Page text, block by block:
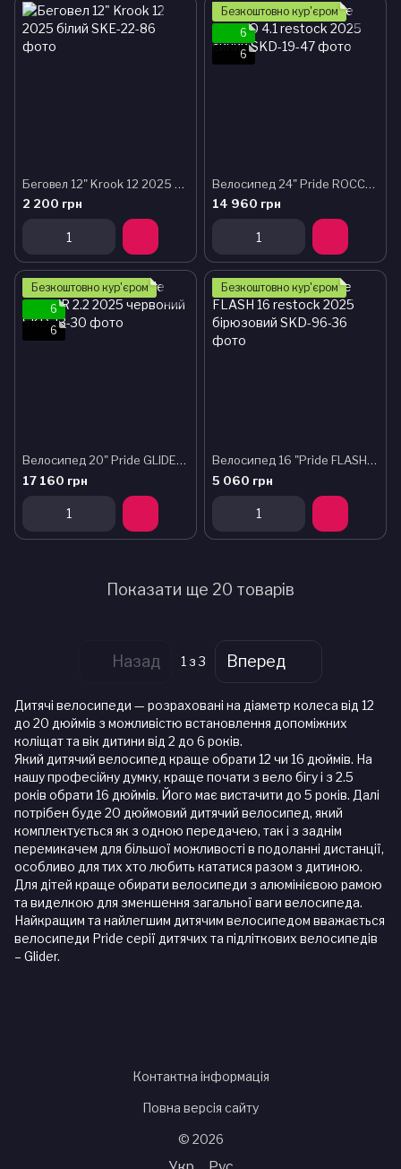
Беговел 12" Krook 12 2025 білий
2 200 грн
Безкоштовно кур'єром
6
6
Велосипед 24" Pride ROCCO 4.1 restock 2025 синий
14 960 грн
Безкоштовно кур'єром
6
6
Велосипед 20" Pride GLIDER 2.2 2025 червоний
17 160 грн
Безкоштовно кур'єром
Велосипед 16 "Pride FLASH 16 restock 2025 бірюзовий
5 060 грн
Показати ще 20 товарів
Назад 1 з 3 Вперед
Дитячі велосипеди — розраховані на діаметр колеса від 12
до 20 дюймів з можливістю встановлення допоміжних
коліщат та вік дитини від 2 до 6 років.
Який дитячий велосипед краще обрати 12 чи 16 дюймів. На
нашу професійну думку, краще почати з вело бігу і з 2.5
років обрати 16 дюймів. Його має вистачити до 5 років. Далі
потрібен буде 20 дюймовий дитячий велосипед, який
комплектується як з одною передачею, так і з заднім
перемикачем для більшої можливості в подоланні дистанції,
особливо для тих хто любить кататися разом з дитиною.
Для дітей краще обирати велосипеди з алюмінієвою рамою
та виделкою для зменшення загальної ваги велосипеда.
Найкращим та найлегшим дитячим велосипедом вважається
велосипеди Pride серії дитячих та підліткових велосипедів
– Glider.
Контактна інформація
Повна версія сайту
© 2026